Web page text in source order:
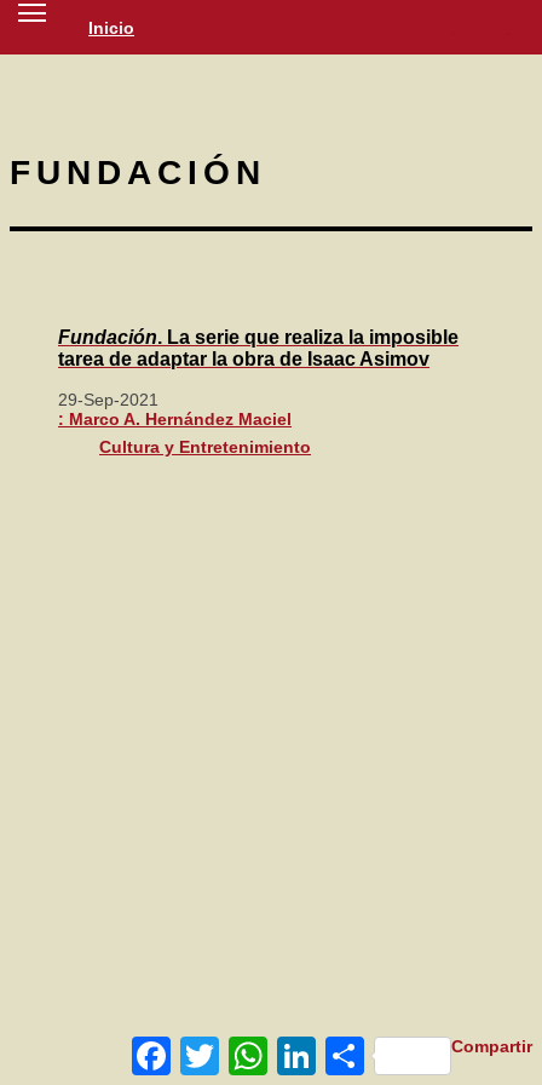
Inicio
SOCIEDAD
FUNDACIÓN
Fundación. La serie que realiza la imposible
tarea de adaptar la obra de Isaac Asimov
29-Sep-2021
: Marco A. Hernández Maciel
Cultura y Entretenimiento
Facebook
Twitter WhatsAppLinkedIn Compartir